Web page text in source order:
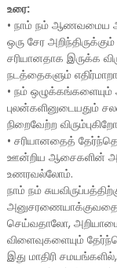
உரை:
• நாம் நம் ஆணவமைய
ஒரு சேர
சரியானதாக இருக்க
நடத்தைகளும்
• நம் ஒழுக்கங்களையும்
புலன்களினுடையதும்
நிறைவேற்ற
• சரியானதைத்
ஊன்றிய ஆசைகளின்
உணரவல்லோம்.
நாம் நம்
அனுசரணையாக்குவதை
செய்வதாலோ,
விளைவுகளையும்
இது மாதிரி